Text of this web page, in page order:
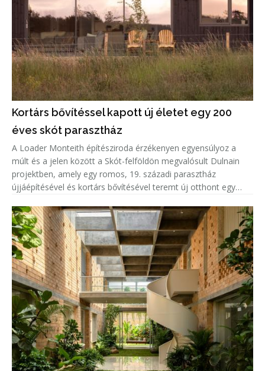
Kortárs bővítéssel kapott új életet egy 200
éves skót parasztház
A Loader Monteith építésziroda érzékenyen egyensúlyoz a
múlt és a jelen között a Skót-felföldön megvalósult Dulnain
projektben, amely egy romos, 19. századi parasztház
újjáépítésével és kortárs bővítésével teremt új otthont egy